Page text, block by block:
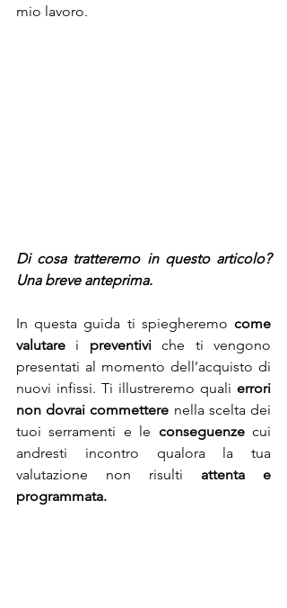
mio lavoro.
Di cosa tratteremo in questo articolo?
Una breve anteprima.
In questa guida ti spiegheremo come
valutare i preventivi che ti vengono
presentati al momento dell’acquisto di
nuovi infissi. Ti illustreremo quali errori
non dovrai commettere nella scelta dei
tuoi serramenti e le conseguenze cui
andresti incontro qualora la tua
valutazione non risulti attenta e
programmata.